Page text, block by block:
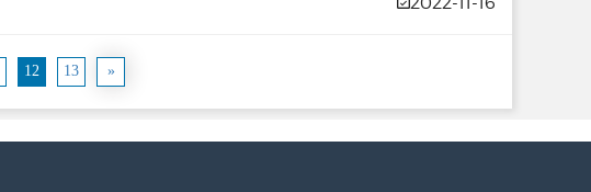
12 13 »